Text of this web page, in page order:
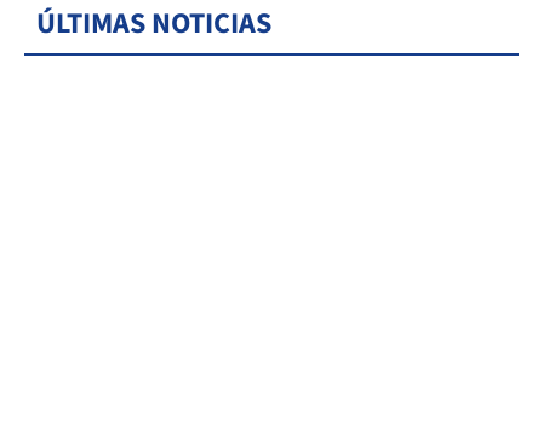
ÚLTIMAS NOTICIAS